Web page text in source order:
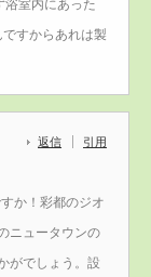
浴室内にあった
すからあれは製
返信 引用
か！彩都のジオ
ニュータウンの
がでしょう。設